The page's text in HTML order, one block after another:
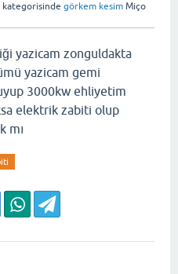
kategorisinde görkem kesim Miço
yazicam zonguldakta
yazicam gemi
3000kw ehliyetim
elektrik zabiti olup
mı